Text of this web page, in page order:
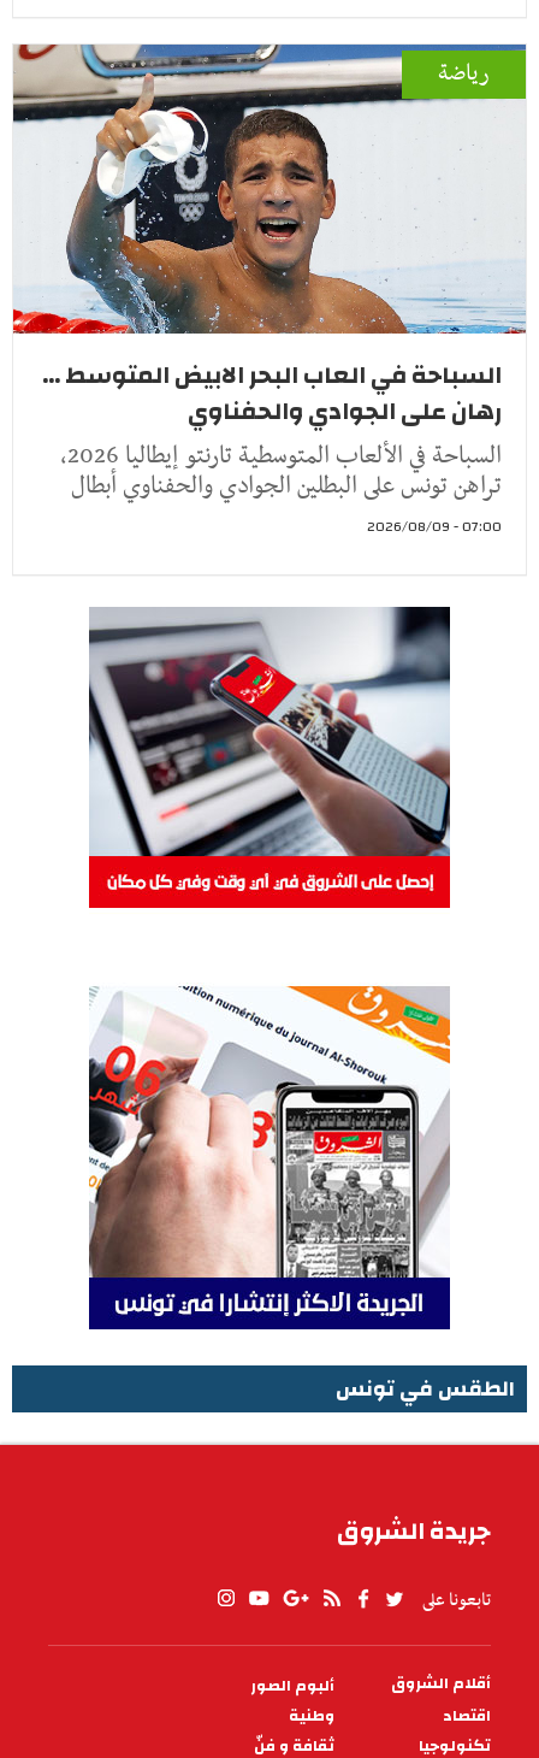
رياضة
السباحة في العاب البحر الابيض المتوسط ...
رهان على الجوادي والحفناوي
السباحة في الألعاب المتوسطية تارنتو إيطاليا 2026،
تراهن تونس على البطلين الجوادي والحفناوي أبطال
07:00 - 2026/08/09
الطقس في تونس
جريدة الشروق
تابعونا على
PIED
DE
PAGE
أقلام الشروق
ألبوم الصور
اقتصاد
وطنية
تكنولوجيا
ثقافة و فنّ